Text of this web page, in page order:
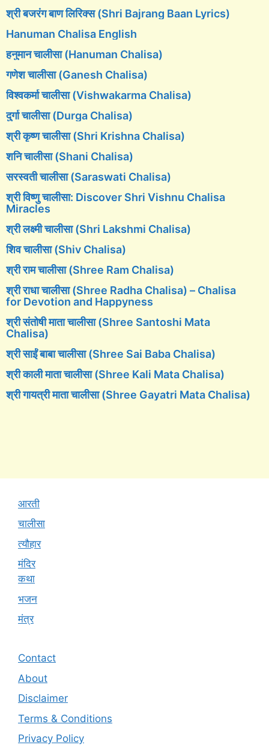
श्री बजरंग बाण लिरिक्स (Shri Bajrang Baan Lyrics)
Hanuman Chalisa English
हनुमान चालीसा (Hanuman Chalisa)
गणेश चालीसा (Ganesh Chalisa)
विश्वकर्मा चालीसा (Vishwakarma Chalisa)
दुर्गा चालीसा (Durga Chalisa)
श्री कृष्ण चालीसा (Shri Krishna Chalisa)
शनि चालीसा (Shani Chalisa)
सरस्वती चालीसा (Saraswati Chalisa)
श्री विष्णु चालीसा: Discover Shri Vishnu Chalisa
Miracles
श्री लक्ष्मी चालीसा (Shri Lakshmi Chalisa)
शिव चालीसा (Shiv Chalisa)
श्री राम चालीसा (Shree Ram Chalisa)
श्री राधा चालीसा (Shree Radha Chalisa) – Chalisa
for Devotion and Happyness
श्री संतोषी माता चालीसा (Shree Santoshi Mata
Chalisa)
श्री साईं बाबा चालीसा (Shree Sai Baba Chalisa)
श्री काली माता चालीसा (Shree Kali Mata Chalisa)
श्री गायत्री माता चालीसा (Shree Gayatri Mata Chalisa)
आरती
चालीसा
त्यौहार
मंदिर
कथा
भजन
मंत्र
Contact
About
Disclaimer
Terms & Conditions
Privacy Policy